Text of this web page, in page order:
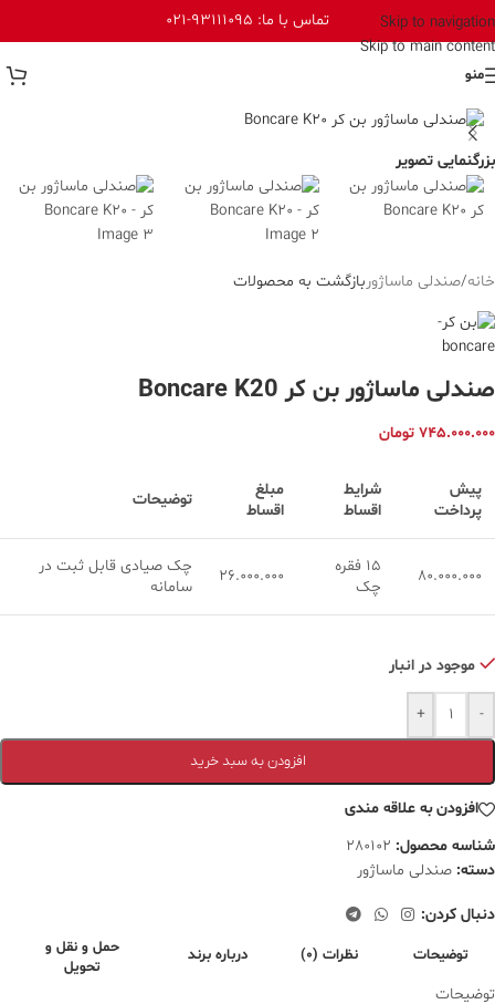
Skip to navigation
Skip to main content
تماس با ما: 93111095-021
منو
بزرگنمایی تصویر
خانه/صندلی ماساژور بازگشت به محصولات
صندلی ماساژور بن کر Boncare K20
۷۴۵.۰۰۰.۰۰۰ تومان
پیش
پرداخت
شرایط
اقساط
مبلغ
اقساط
توضیحات
80.000.000
15 فقره
چک
26.000.000
چک صیادی قابل ثبت در
سامانه
موجود در انبار
-
+
افزودن به سبد خرید
افزودن به علاقه مندی
شناسه محصول: 280102
دسته: صندلی ماساژور
دنبال کردن:
توضیحات نظرات (0) درباره برند
حمل و نقل و
تحویل
توضیحات